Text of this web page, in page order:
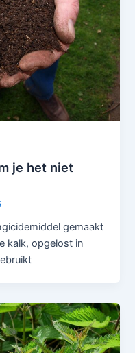
je het niet
gemaakt
kalk, opgelost in